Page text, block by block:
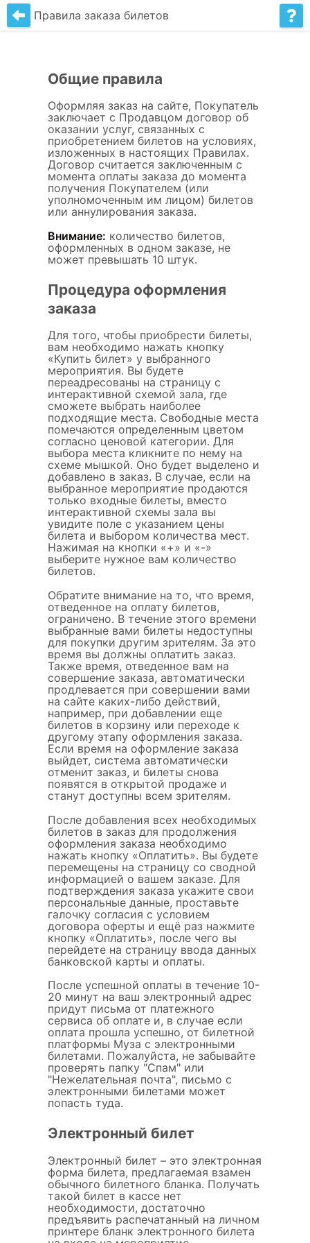
Правила заказа билетов
Общие правила
Оформляя заказ на сайте, Покупатель
заключает c Продавцом договор об
оказании услуг, связанных с
приобретением билетов на условиях,
изложенных в настоящих Правилах.
Договор считается заключенным с
момента оплаты заказа до момента
получения Покупателем (или
уполномоченным им лицом) билетов
или аннулирования заказа.
Внимание: количество билетов,
оформленных в одном заказе, не
может превышать 10 штук.
Процедура оформления
заказа
Для того, чтобы приобрести билеты,
вам необходимо нажать кнопку
«Купить билет» у выбранного
мероприятия. Вы будете
переадресованы на страницу с
интерактивной схемой зала, где
сможете выбрать наиболее
подходящие места. Свободные места
помечаются определенным цветом
согласно ценовой категории. Для
выбора места кликните по нему на
схеме мышкой. Оно будет выделено и
добавлено в заказ. В случае, если на
выбранное мероприятие продаются
только входные билеты, вместо
интерактивной схемы зала вы
увидите поле с указанием цены
билета и выбором количества мест.
Нажимая на кнопки «+» и «-»
выберите нужное вам количество
билетов.
Обратите внимание на то, что время,
отведенное на оплату билетов,
ограничено. В течение этого времени
выбранные вами билеты недоступны
для покупки другим зрителям. За это
время вы должны оплатить заказ.
Также время, отведенное вам на
совершение заказа, автоматически
продлевается при совершении вами
на сайте каких-либо действий,
например, при добавлении еще
билетов в корзину или переходе к
другому этапу оформления заказа.
Если время на оформление заказа
выйдет, система автоматически
отменит заказ, и билеты снова
появятся в открытой продаже и
станут доступны всем зрителям.
После добавления всех необходимых
билетов в заказ для продолжения
оформления заказа необходимо
нажать кнопку «Оплатить». Вы будете
перемещены на страницу со сводной
информацией о вашем заказе. Для
подтверждения заказа укажите свои
персональные данные, проставьте
галочку согласия с условием
договора оферты и ещё раз нажмите
кнопку «Оплатить», после чего вы
перейдете на страницу ввода данных
банковской карты и оплаты.
После успешной оплаты в течение 10-
20 минут на ваш электронный адрес
придут письма от платежного
сервиса об оплате и, в случае если
оплата прошла успешно, от билетной
платформы Муза с электронными
билетами. Пожалуйста, не забывайте
проверять папку "Спам" или
"Нежелательная почта", письмо с
электронными билетами может
попасть туда.
Электронный билет
Электронный билет – это электронная
форма билета, предлагаемая взамен
обычного билетного бланка. Получать
такой билет в кассе нет
необходимости, достаточно
предъявить распечатанный на личном
принтере бланк электронного билета